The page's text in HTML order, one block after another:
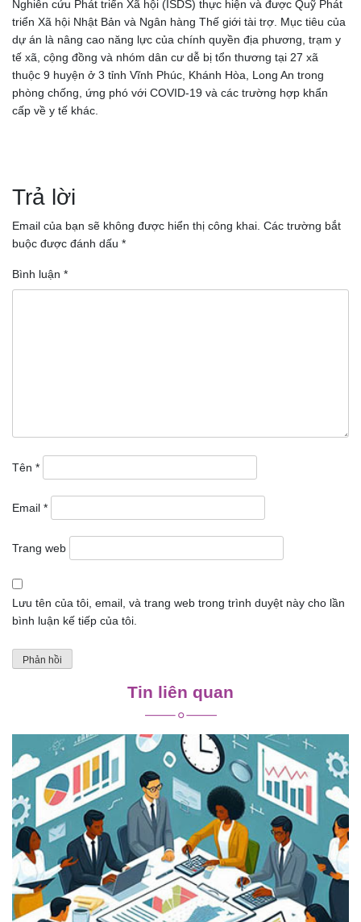
Nghiên cứu Phát triển Xã hội (ISDS) thực hiện và được Quỹ Phát
triển Xã hội Nhật Bản và Ngân hàng Thế giới tài trợ. Mục tiêu của
dự án là nâng cao năng lực của chính quyền địa phương, trạm y
tế xã, cộng đồng và nhóm dân cư dễ bị tổn thương tại 27 xã
thuộc 9 huyện ở 3 tỉnh Vĩnh Phúc, Khánh Hòa, Long An trong
phòng chống, ứng phó với COVID-19 và các trường hợp khẩn
cấp về y tế khác.
hướng
bài
viết
Trả lời
Email của bạn sẽ không được hiển thị công khai. Các trường bắt
buộc được đánh dấu *
Bình luận *
Tên *
Email *
Trang web
Lưu tên của tôi, email, và trang web trong trình duyệt này cho lần
bình luận kế tiếp của tôi.
Tin liên quan